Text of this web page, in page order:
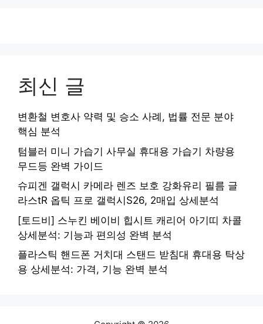
최신 글
변환철 변호사 약력 및 승소 사례, 법률 전문 분야
핵심 분석
텀블러 미니 가습기 사무실 휴대용 가습기 차량용
무드등 완벽 가이드
슈피겐 갤럭시 카메라 렌즈 보호 강화유리 필름 글
라스tR 옵틱 프로 갤럭시S26, 2매입 상세분석
[토드비] 스누킨 베이비 힙시트 캐리어 아기띠 차콜
상세분석: 기능과 편의성 완벽 분석
플라스틱 핸드폰 거치대 스탠드 받침대 휴대용 탁상
용 상세분석: 가격, 기능 완벽 분석